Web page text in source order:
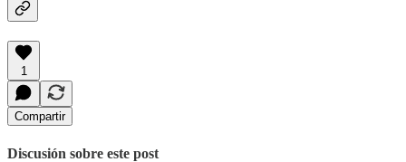
1
Compartir
Discusión sobre este post